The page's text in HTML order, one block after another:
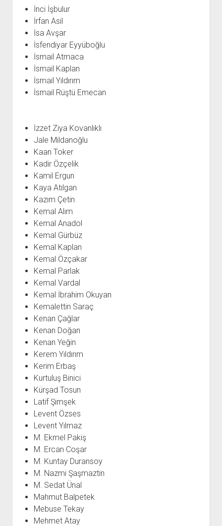
İnci İşbulur
İrfan Asil
İsa Avşar
İsfendiyar Eyyüboğlu
İsmail Atmaca
İsmail Kaplan
İsmail Yıldırım
İsmail Rüştü Emecan
İzzet Ziya Kovanlıklı
Jale Mildanoğlu
Kaan Toker
Kadir Özçelik
Kamil Ergun
Kaya Atılgan
Kazım Çetin
Kemal Alım
Kemal Anadol
Kemal Gürbüz
Kemal Kaplan
Kemal Özçakar
Kemal Parlak
Kemal Vardal
Kemal İbrahim Okuyan
Kemalettin Saraç
Kenan Çağlar
Kenan Doğan
Kenan Yeğin
Kerem Yıldırım
Kerim Erbaş
Kurtuluş Binici
Kürşad Tosun
Latif Şimşek
Levent Özses
Levent Yılmaz
M. Ekmel Pakiş
M. Ercan Coşar
M. Kuntay Duransoy
M. Nazmi Şaşmaztin
M. Sedat Ünal
Mahmut Balpetek
Mebuse Tekay
Mehmet Atay